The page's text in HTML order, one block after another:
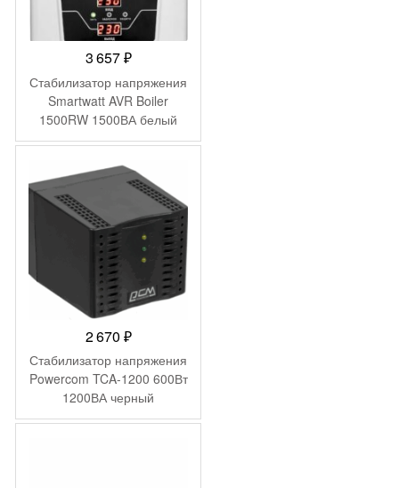
3 657₽
Стабилизатор напряжения
Smartwatt AVR Boiler
1500RW 1500ВА белый
2 670 ₽
Стабилизатор напряжения
Powercom TCA-1200 600Вт
1200ВА черный